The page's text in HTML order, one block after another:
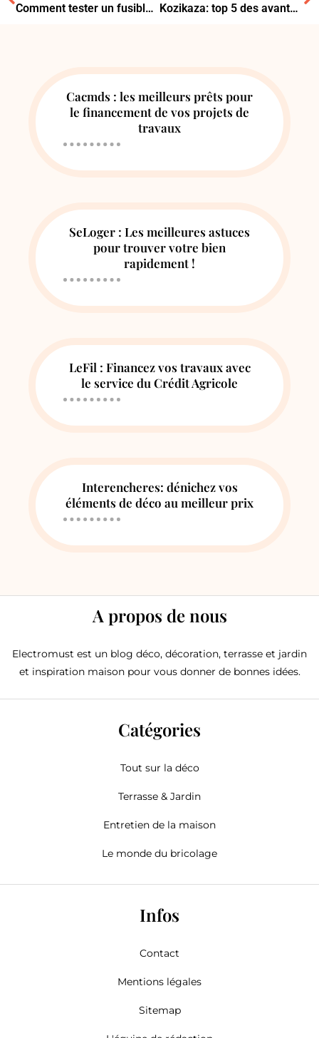
Comment tester un fusible : voici ce qu’il faut faire Kozikaza: top 5 des avantages du logiciel pour réaliser vos plans 3D
Cacmds : les meilleurs prêts pour
le financement de vos projets de
travaux
SeLoger : Les meilleures astuces
pour trouver votre bien
rapidement !
LeFil : Financez vos travaux avec
le service du Crédit Agricole
Interencheres: dénichez vos
éléments de déco au meilleur prix
A propos de nous
Electromust est un blog déco, décoration, terrasse et jardin
et inspiration maison pour vous donner de bonnes idées.
Catégories
Tout sur la déco
Terrasse & Jardin
Entretien de la maison
Le monde du bricolage
Infos
Contact
Mentions légales
Sitemap